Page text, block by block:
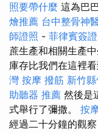
照要帶什麼 這為巴
燴推薦 台中整骨神
師證照 - 菲律賓簽證
蔗生產和相關生產
庫存比我們在這裡
灣 按摩 撥筋 新竹
助聽器 推薦 然後是
式舉行了彌撒。 按
經過二十分鐘的觀